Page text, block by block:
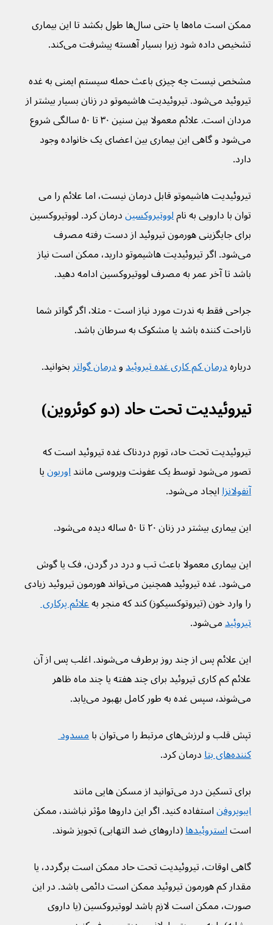
ممکن است ماه‌ها یا حتی سال‌ها طول بکشد تا این بیماری
تشخیص داده شود زیرا بسیار آهسته پیشرفت می‌کند.
مشخص نیست چه چیزی باعث حمله سیستم ایمنی به غده
تیروئید می‌شود. تیروئیدیت هاشیموتو در زنان بسیار بیشتر از
مردان است. علائم معمولا بین سنین ۳۰ تا ۵۰ سالگی شروع
می‌شود و گاهی این بیماری بین اعضای یک خانواده‌ وجود
دارد.
تیروئیدیت هاشیموتو قابل درمان نیست، اما علائم را می
توان با دارویی به نام لووتیروکسین درمان کرد. لووتیروکسین
برای جایگزینی هورمون تیروئید از دست رفته مصرف
می‌شود. اگر تیروئیدیت هاشیموتو دارید، ممکن است نیاز
باشد تا آخر عمر به مصرف لووتیروکسین ادامه دهید.
جراحی فقط به ندرت مورد نیاز است - مثلا، اگر گواتر شما
ناراحت کننده باشد یا مشکوک به سرطان باشد.
درباره درمان کم کاری غده تیروئید و درمان گواتر بخوانید.
تیروئیدیت تحت حاد (دو کوئروین)
تیروئیدیت تحت حاد٬ تورم دردناک غده تیروئید است که
تصور می‌شود توسط یک عفونت ویروسی مانند
اوریون یا
آنفولانزا ایجاد می‌شود.
این بیماری بیشتر در زنان ۲۰ تا ۵۰ ساله دیده می‌شود.
این بیماری معمولا باعث تب و درد در گردن، فک یا گوش
می‌شود. غده تیروئید همچنین می‌تواند هورمون تیروئید زیادی
را وارد خون (تیروتوکسیکوز) کند که منجر به علائم پرکاری
تیروئید می‌شود.
این علائم پس از چند روز برطرف می‌شوند. اغلب پس از آن
علائم کم کاری تیروئید برای چند هفته یا چند ماه ظاهر
می‌شوند٬ سپس غده به طور کامل بهبود می‌یابد.
تپش قلب و لرزش‌های مرتبط را می‌توان با
مسدود
کننده‌های بتا
درمان کرد.
برای تسکین درد می‌توانید از مسکن هایی‌ مانند
ایبوپروفن استفاده کنید. اگر این داروها مؤثر نباشند، ممکن
است استروئیدها (داروهای ضد التهابی) تجویز شوند.
گاهی اوقات، تیروئیدیت تحت حاد ممکن است برگردد، یا
مقدار کم هورمون تیروئید ممکن است دائمی باشد. در این
صورت، ممکن است لازم باشد لووتیروکسین (یا داروی